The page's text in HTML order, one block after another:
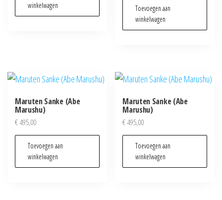
winkelwagen
Toevoegen aan
winkelwagen
Maruten Sanke (Abe
Marushu)
€495,00
Toevoegen aan
winkelwagen
Maruten Sanke (Abe
Marushu)
€495,00
Toevoegen aan
winkelwagen